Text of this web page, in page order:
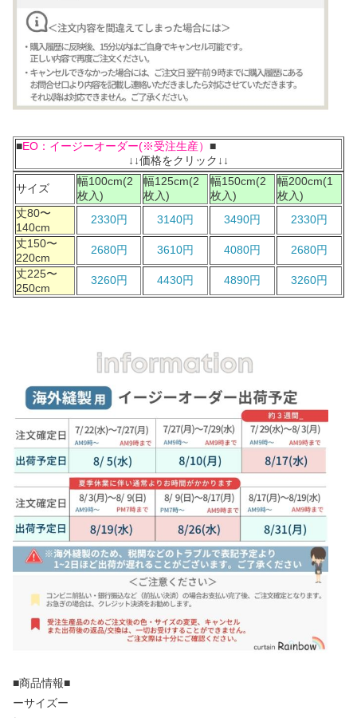
■EO：イージーオーダー(※受注生産） ■
↓↓価格をクリック↓↓
サイズ
幅100cm(2
枚入)
幅125cm(2
枚入)
幅150cm(2
枚入)
幅200cm(1
枚入)
丈80〜
140cm
2330円 3140円 3490円
2330円
丈150〜
220cm
2680円 3610円 4080円
2680円
丈225〜
250cm
3260円 4430円 4890円 3260円
■商品情報■
ーサイズー